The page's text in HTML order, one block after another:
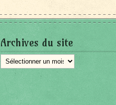
Archives du site
Archives
du